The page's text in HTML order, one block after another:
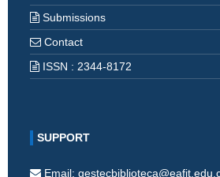
Submissions
Contact
ISSN : 2344-8172
SUPPORT
Email: